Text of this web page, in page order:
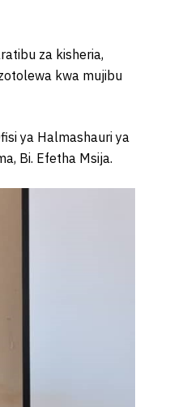
za kisheria,
kwa mujibu
ya Halmashauri ya
Bi. Efetha Msija.